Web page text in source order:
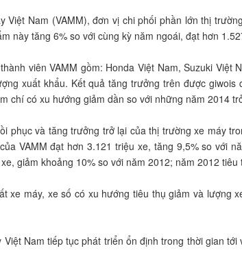
Việt Nam (VAMM), đơn vị chi phối phần lớn thị
này tăng 6% so với cùng kỳ năm ngoái, đạt hơn
viên VAMM gồm: Honda Việt Nam, Suzuki
xuất khẩu. Kết quả tăng trưởng trên được
chí có xu hướng giảm dần so với những năm 2014
phục và tăng trưởng trở lại của thị trường xe máy
VAMM đạt hơn 3.121 triệu xe, tăng 9,5% so với
giảm khoảng 10% so với năm 2012; năm 2012
xe máy, xe số có xu hướng tiêu thụ giảm và
Nam tiếp tục phát triển ổn định trong thời gian